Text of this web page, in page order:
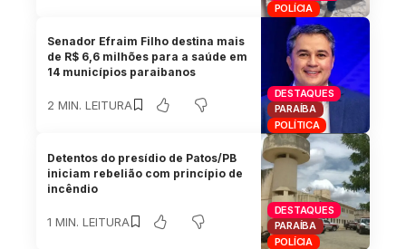
POLÍCIA
DESTAQUES
PARAÍBA
POLÍTICA
Senador Efraim Filho destina mais
de R$ 6,6 milhões para a saúde em
14 municípios paraibanos
2 MIN. LEITURA
DESTAQUES
PARAÍBA
POLÍCIA
Detentos do presídio de Patos/PB
iniciam rebelião com princípio de
incêndio
1 MIN. LEITURA